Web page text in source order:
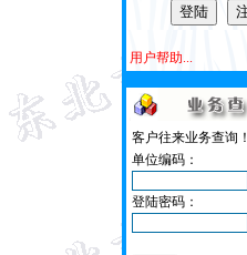
用户帮助...
客户往来业务查询！
单位编码：
登陆密码：